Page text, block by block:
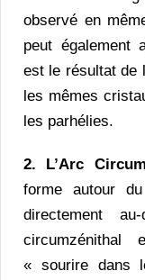
observé en
peut également
est le résultat de
les mêmes
les parhélies.
2. L’Arc
forme autour
directement
« sourire dans